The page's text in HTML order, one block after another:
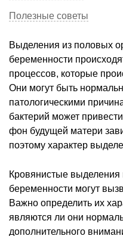
Полезные советы
Выделения из половых
беременности
процессов, которые
Они могут быть
патологическими
бактерий может
фон будущей матери
поэтому характер
Кровянистые выделения
беременности могут
Важно определить их
являются ли они
дополнительного